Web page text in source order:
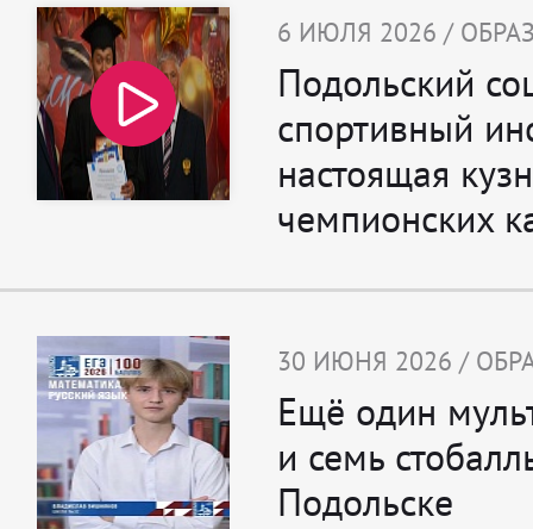
6 ИЮЛЯ 2026 /
Подольский
спортивный
настоящая
чемпионских
30 ИЮНЯ 2026 /
Ещё один
и семь
Подольске